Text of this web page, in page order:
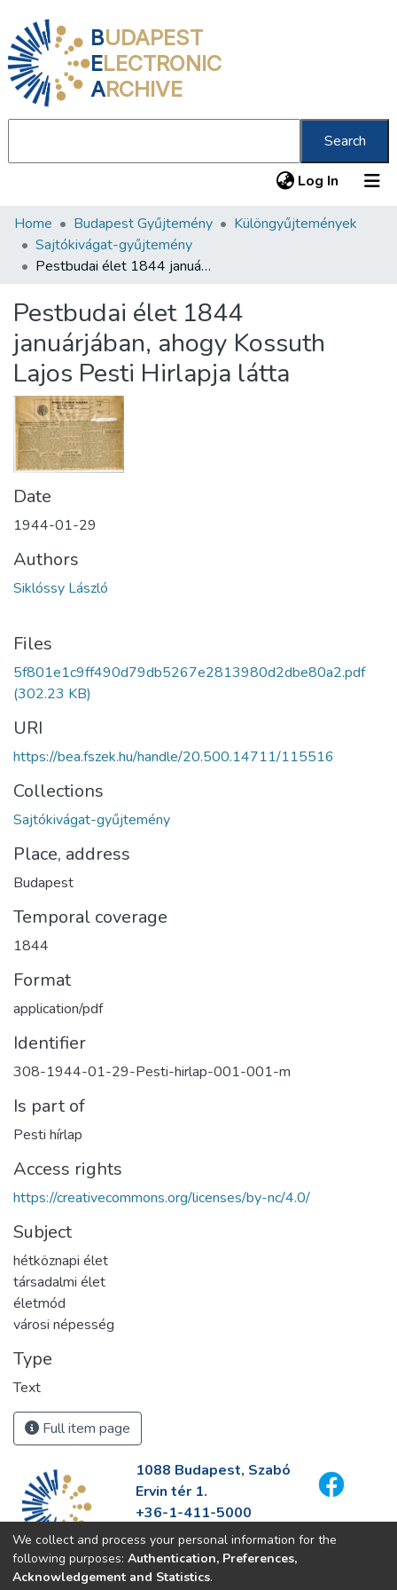
BUDAPEST
ELECTRONIC
ARCHIVE
Search
Log In (current)
Communities & Collections
All of DSpace
About us
Home Budapest Gyűjtemény
Különgyűjtemények
Sajtókivágat-gyűjtemény
Pestbudai élet 1844 januárjában, ahogy Kossuth Lajos Pesti Hirlapja látta
Pestbudai élet 1844
januárjában, ahogy Kossuth
Lajos Pesti Hirlapja látta
Date
1944-01-29
Authors
Siklóssy László
Files
5f801e1c9ff490d79db5267e2813980d2dbe80a2.pdf
(302.23 KB)
URI
https://bea.fszek.hu/handle/20.500.14711/115516
Collections
Sajtókivágat-gyűjtemény
Place, address
Budapest
Temporal coverage
1844
Format
application/pdf
Identifier
308-1944-01-29-Pesti-hirlap-001-001-m
Is part of
Pesti hírlap
Access rights
https://creativecommons.org/licenses/by-nc/4.0/
Subject
hétköznapi élet
társadalmi élet
életmód
városi népesség
Type
Text
Full item page
1088 Budapest, Szabó
Ervin tér 1.
+36-1-411-5000
info@fszek.hu
https://fszek.hu
We collect and process your personal information for the
following purposes: Authentication, Preferences,
Acknowledgement and Statistics.